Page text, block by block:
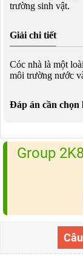
trường sinh vật.
Giải chi tiết
Cóc nhà là một
môi trường nước
Đáp án cần chọn
Group